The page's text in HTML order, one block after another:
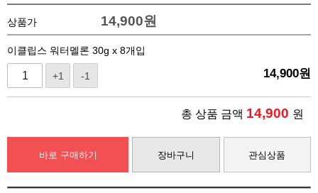
상품가 14,900원
이클립스 워터멜론 30g x 8개입
+1 -1 14,900원
총 상품 금액 14,900 원
바로 구매하기 장바구니 관심상품